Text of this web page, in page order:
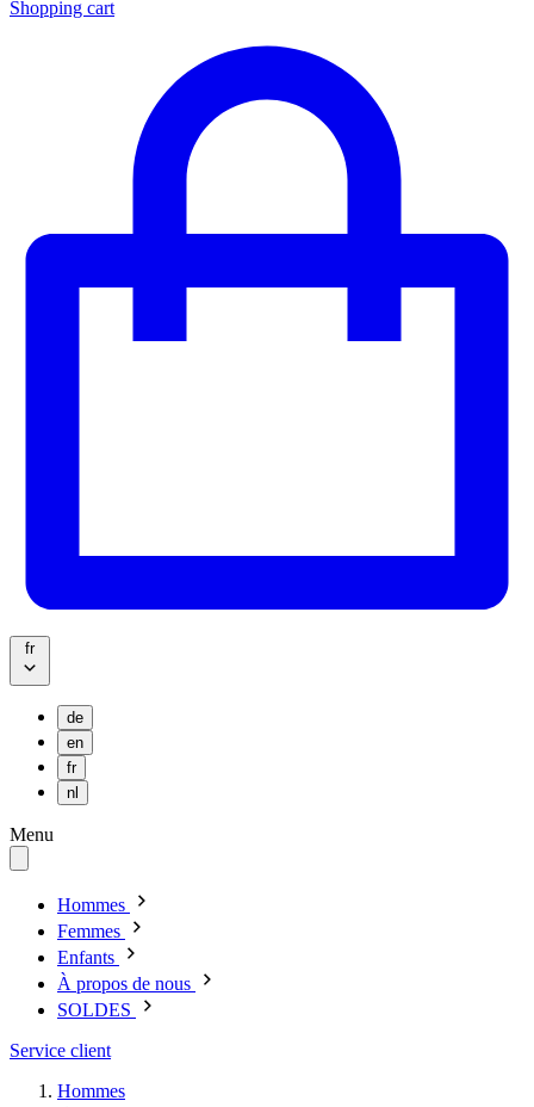
Shopping cart
fr
de
en
fr
nl
Menu
Hommes
Femmes
Enfants
À propos de nous
SOLDES
Service client
Hommes